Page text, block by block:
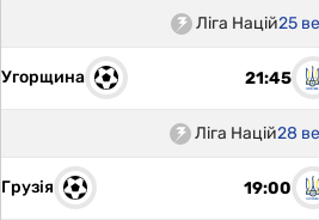
Ліга Націй25
Угорщина 21:45
Ліга Націй28
Грузія 19:00